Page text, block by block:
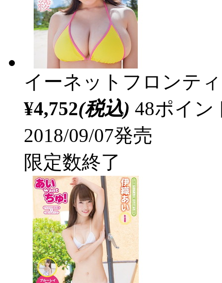
イーネットフロンテ
¥4,752(税込) 48ポイ
2018/09/07発売
限定数終了